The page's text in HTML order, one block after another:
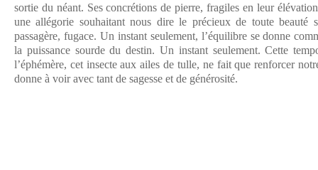
sortie du néant. Ses concrétions de pierre, fragiles en leur
une allégorie souhaitant nous dire le précieux de toute beauté
passagère, fugace. Un instant seulement, l’équilibre se donne
la puissance sourde du destin. Un instant seulement. Cette
l’éphémère, cet insecte aux ailes de tulle, ne fait que renforcer
donne à voir avec tant de sagesse et de générosité.